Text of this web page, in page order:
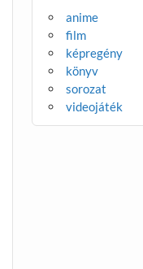
anime
film
képregény
könyv
sorozat
videojáték